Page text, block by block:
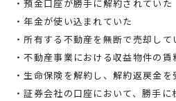
・預金口座が勝手に解約されていた
・年金が使い込まれていた
・所有する不動産を無断で売却して
・不動産事業における収益物件の
・生命保険を解約し、解約返戻金を
・証券会社の口座において、勝手